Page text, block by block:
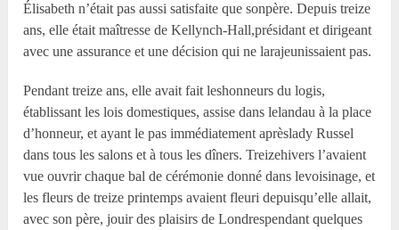
Élisabeth n’était pas aussi satisfaite que sonpère. Depuis treize
ans, elle était maîtresse de Kellynch-Hall,présidant et dirigeant
avec une assurance et une décision qui ne larajeunissaient pas.
Pendant treize ans, elle avait fait leshonneurs du logis,
établissant les lois domestiques, assise dans lelandau à la place
d’honneur, et ayant le pas immédiatement aprèslady Russel
dans tous les salons et à tous les dîners. Treizehivers l’avaient
vue ouvrir chaque bal de cérémonie donné dans levoisinage, et
les fleurs de treize printemps avaient fleuri depuisqu’elle allait,
avec son père, jouir des plaisirs de Londrespendant quelques